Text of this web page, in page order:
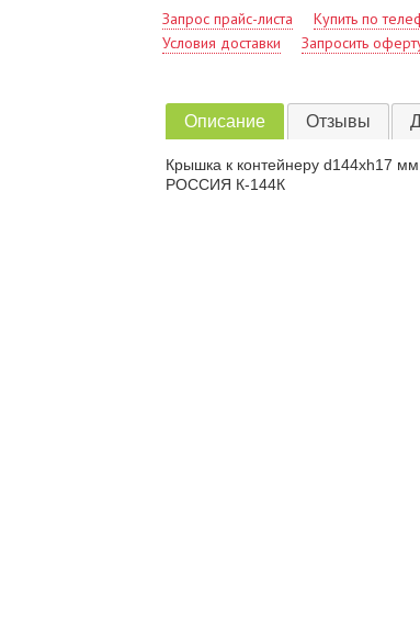
Запрос прайс-листа Купить по
Условия доставки
Запросить
Описание Отзывы
Крышка к контейнеру d144хh17
РОССИЯ К-144К